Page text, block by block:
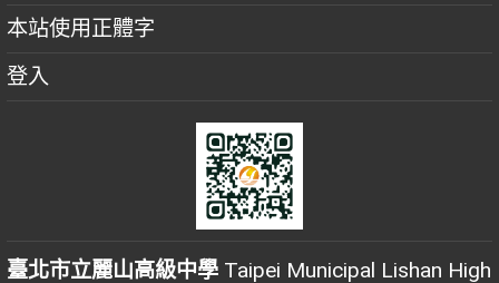
本站使用正體字
登入
臺北市立麗山高級中學 Taipei Municipal Lishan High